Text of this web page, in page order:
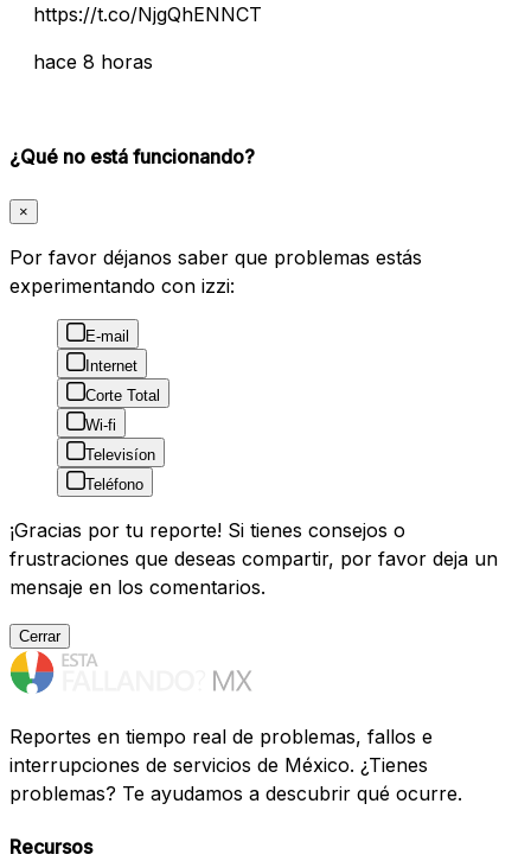
https://t.co/NjgQhENNCT
hace 8 horas
¿Qué no está funcionando?
×
Por favor déjanos saber que problemas estás
experimentando con izzi:
E-mail
Internet
Corte Total
Wi-fi
Televisíon
Teléfono
¡Gracias por tu reporte! Si tienes consejos o
frustraciones que deseas compartir, por favor deja un
mensaje en los comentarios.
Cerrar
Reportes en tiempo real de problemas, fallos e
interrupciones de servicios de México. ¿Tienes
problemas? Te ayudamos a descubrir qué ocurre.
Recursos